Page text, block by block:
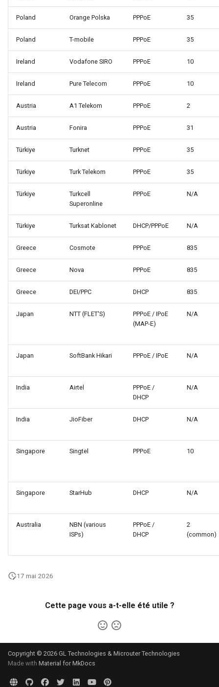
Poland Orange Polska PPPoE 35
Poland T-mobile PPPoE 35
Ireland Vodafone SIRO PPPoE 10
Ireland Pure Telecom PPPoE 10
Austria A1 Telekom PPPoE 2
Austria Fonira PPPoE 31
Türkiye Turknet PPPoE 35
Türkiye Turk Telekom PPPoE 35
Türkiye
Turkcell
Superonline
PPPoE N/A
Türkiye Turksat Kablonet DHCP/PPPoE N/A
Greece Cosmote PPPoE 835
Greece Nova PPPoE 835
Greece DEI/PPC DHCP 835
Japan NTT (FLET'S)
PPPoE / IPoE
(MAP-E)
N/A
Japan SoftBank Hikari PPPoE / IPoE N/A
India Airtel
PPPoE /
DHCP
N/A
India JioFiber DHCP N/A
Singapore Singtel PPPoE 10
Singapore StarHub DHCP N/A
Australia
NBN (various
ISPs)
PPPoE /
DHCP
2
(common)
17 mai 2026
Cette page vous a-t-elle été utile ?
Copyright © 2026 GL Technologies & Microuter Technologies
Made with Material for MkDocs